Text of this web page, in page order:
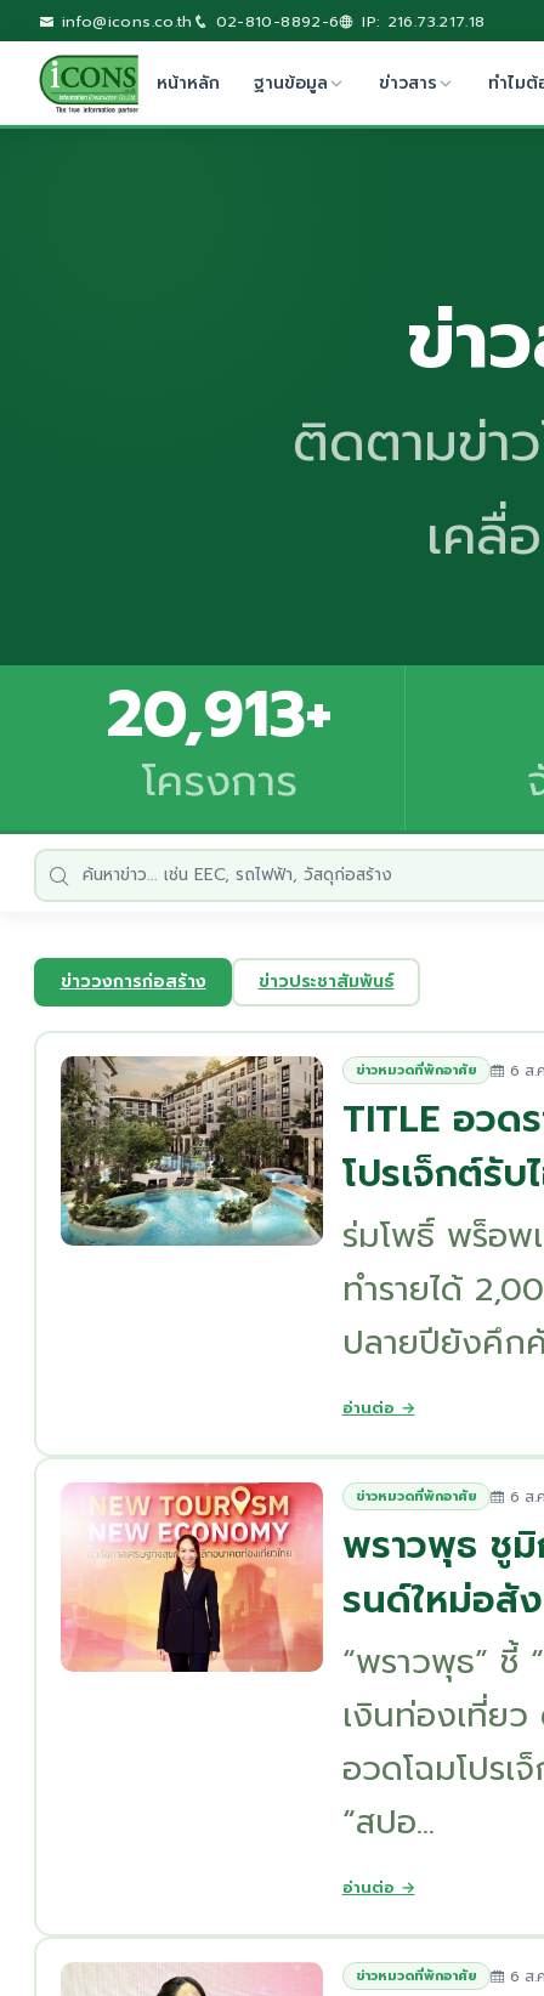
info@icons.co.th 02-810-8892-6 IP: 216.73.217.18
หน้าหลัก ฐานข้อมูล ข่าวสาร ทำไมต้
ข่า
ติดตามข่า
เคลื่
20,913+
โครงการ
ข่าววงการก่อสร้าง ข่าวประชาสัมพันธ์
ข่าวหมวดที่พักอาศัย 6 ส.
TITLE อวด
โปรเจ็กต์รั
ร่มโพธิ์ พร็อพ
ทำรายได้
ปลายปียังคึกคั
อ่านต่อ →
ข่าวหมวดที่พักอาศัย 6 ส.
พราวพุธ ชูมิ
รนด์ใหม่อสั
“พราวพุธ” ชี้
เงินท่องเที่ย
อวดโฉมโปร
“สปอ...
อ่านต่อ →
ข่าวหมวดที่พักอาศัย 6 ส.